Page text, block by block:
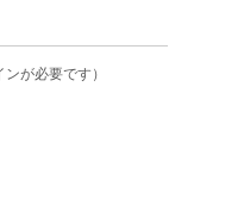
が必要です）